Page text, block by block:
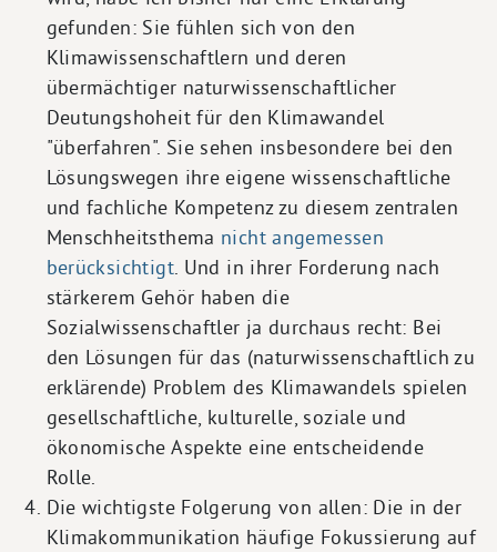
gefunden: Sie fühlen sich von den
Klimawissenschaftlern und deren
übermächtiger naturwissenschaftlicher
Deutungshoheit für den Klimawandel
"überfahren". Sie sehen insbesondere bei den
Lösungswegen ihre eigene wissenschaftliche
und fachliche Kompetenz zu diesem zentralen
Menschheitsthema nicht angemessen
berücksichtigt. Und in ihrer Forderung nach
stärkerem Gehör haben die
Sozialwissenschaftler ja durchaus recht: Bei
den Lösungen für das (naturwissenschaftlich zu
erklärende) Problem des Klimawandels spielen
gesellschaftliche, kulturelle, soziale und
ökonomische Aspekte eine entscheidende
Rolle.
Die wichtigste Folgerung von allen: Die in der
Klimakommunikation häufige Fokussierung auf